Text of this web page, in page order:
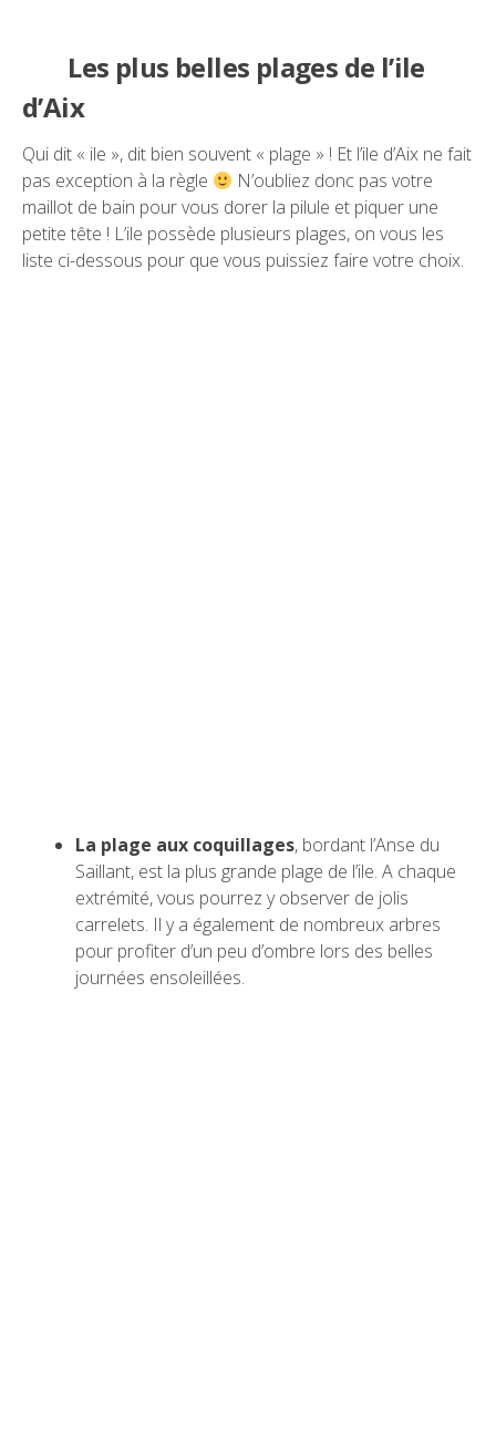
Les plus belles plages de l’ile
d’Aix
Qui dit « ile », dit bien souvent « plage » ! Et l’ile d’Aix ne fait
pas exception à la règle
N’oubliez donc pas votre
maillot de bain pour vous dorer la pilule et piquer une
petite tête ! L’ile possède plusieurs plages, on vous les
liste ci-dessous pour que vous puissiez faire votre choix.
La plage aux coquillages, bordant l’Anse du
Saillant, est la plus grande plage de l’ile. A chaque
extrémité, vous pourrez y observer de jolis
carrelets. Il y a également de nombreux arbres
pour profiter d’un peu d’ombre lors des belles
journées ensoleillées.